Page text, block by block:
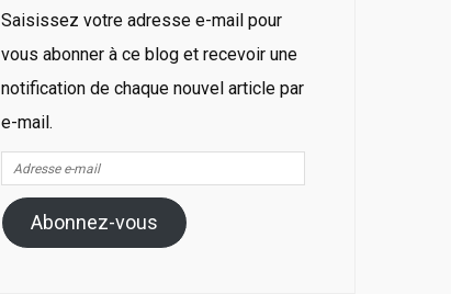
Saisissez votre adresse e-mail pour
vous abonner à ce blog et recevoir une
notification de chaque nouvel article par
e-mail.
Adresse
e-
mail
Abonnez-vous